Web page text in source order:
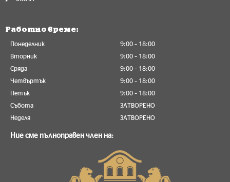
Работно време:
Понеделник
Вторник
Сряда
Четвъртък
Петък
Събота
Неделя
9:00 – 18:00
9:00 – 18:00
9:00 – 18:00
9:00 – 18:00
9:00 – 18:00
ЗАТВОРЕНО
ЗАТВОРЕНО
Ние сме пълноправен член на: